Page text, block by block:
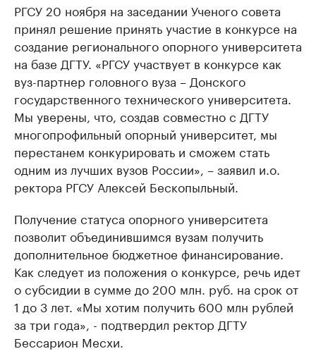
РГСУ 20 ноября на заседании Ученого совета
принял решение принять участие в конкурсе на
создание регионального опорного университета
на базе ДГТУ. «РГСУ участвует в конкурсе как
вуз-партнер головного вуза – Донского
государственного технического университета.
Мы уверены, что, создав совместно с ДГТУ
многопрофильный опорный университет, мы
перестанем конкурировать и сможем стать
одним из лучших вузов России», – заявил и.о.
ректора РГСУ Алексей Бескопыльный.
Получение статуса опорного университета
позволит объединившимся вузам получить
дополнительное бюджетное финансирование.
Как следует из положения о конкурсе, речь идет
о субсидии в сумме до 200 млн. руб. на срок от
1 до 3 лет. «Мы хотим получить 600 млн рублей
за три года», - подтвердил ректор ДГТУ
Бессарион Месхи.